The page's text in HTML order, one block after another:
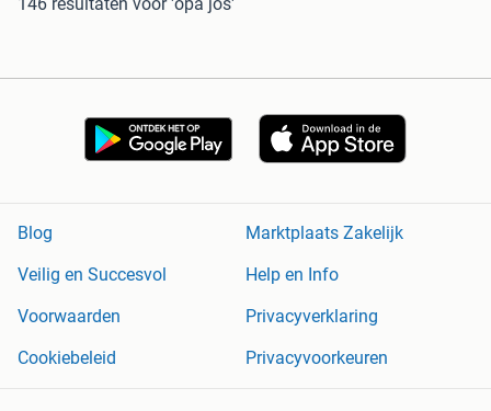
Blog
Marktplaats Zakelijk
Veilig en Succesvol
Help en Info
Voorwaarden
Privacyverklaring
Cookiebeleid
Privacyvoorkeuren